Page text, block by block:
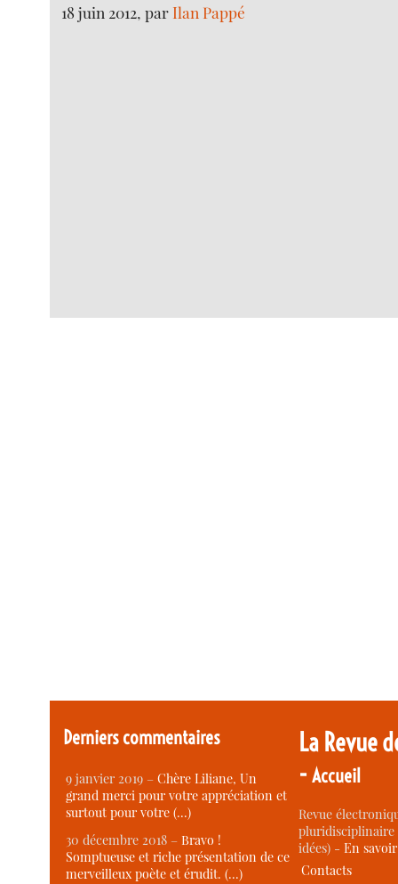
18 juin 2012, parIlan Pappé
Derniers commentaires
9 janvier 2019 –Chère Liliane, Un
grand merci pour votre appréciation et
surtout pour votre (…)
30 décembre 2018 –Bravo !
Somptueuse et riche présentation de ce
merveilleux poète et érudit. (…)
La Revue
-Accueil
Revue
idées) -En
Contacts